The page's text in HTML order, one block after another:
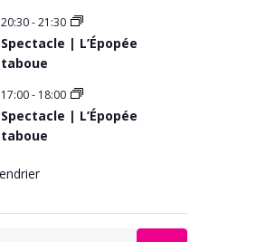
20:30-21:30
Spectacle | L’Épopée
taboue
17:00- 18:00
Spectacle | L’Épopée
taboue